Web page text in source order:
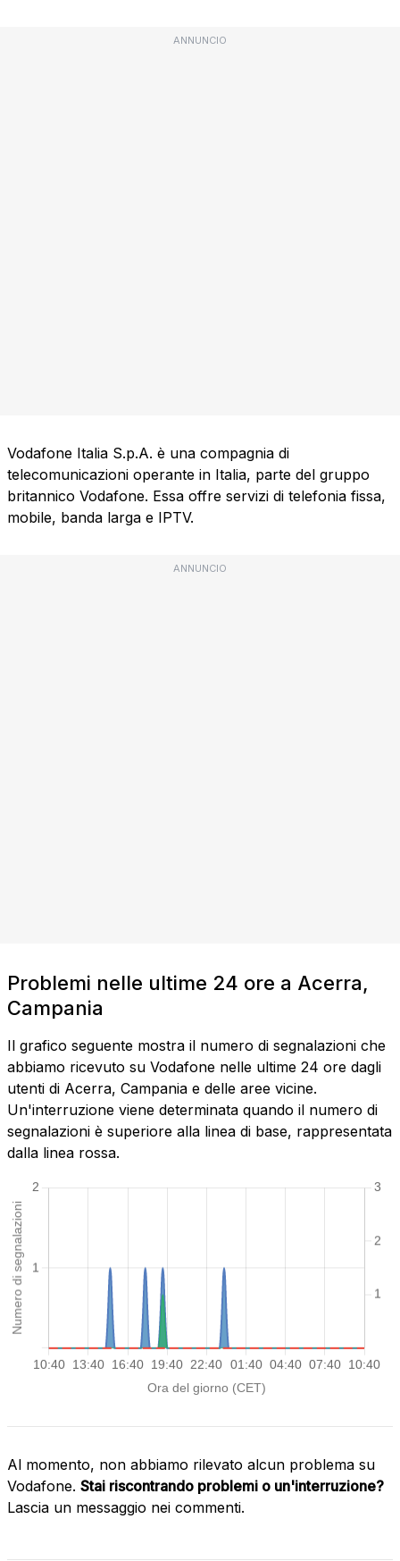
ANNUNCIO
Vodafone Italia S.p.A. è una compagnia di
telecomunicazioni operante in Italia, parte del gruppo
britannico Vodafone. Essa offre servizi di telefonia fissa,
mobile, banda larga e IPTV.
ANNUNCIO
Problemi nelle ultime 24 ore a Acerra,
Campania
Il grafico seguente mostra il numero di segnalazioni che
abbiamo ricevuto su Vodafone nelle ultime 24 ore dagli
utenti di Acerra, Campania e delle aree vicine.
Un'interruzione viene determinata quando il numero di
segnalazioni è superiore alla linea di base, rappresentata
dalla linea rossa.
Al momento, non abbiamo rilevato alcun problema su
Vodafone. Stai riscontrando problemi o un'interruzione?
Lascia un messaggio nei commenti.